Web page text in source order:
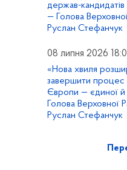
держав-
— Голова
Руслан Стефанчук
08 липня 2026
«Нова хвиля
завершити процес
Європи — єдиної й
Голова Верховної
Руслан Стефанчук